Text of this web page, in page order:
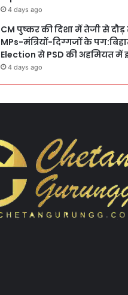
4 days ago
CM पुष्कर की दिशा में तेजी से दौड़
MPs-मंत्रियों-दिग्गजों के
Election से PSD की अहमियत में
4 days ago